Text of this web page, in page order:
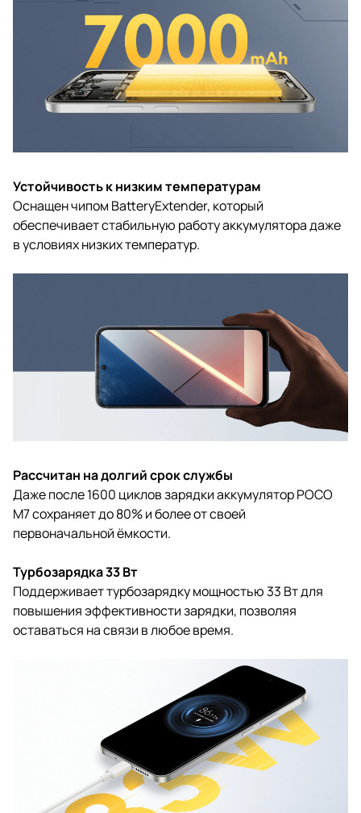
Устойчивость к низким температурам
Оснащен чипом BatteryExtender, который
обеспечивает стабильную работу аккумулятора даже
в условиях низких температур.
Рассчитан на долгий срок службы
Даже после 1600 циклов зарядки аккумулятор POCO
M7 сохраняет до 80% и более от своей
первоначальной ёмкости.
Турбозарядка 33 Вт
Поддерживает турбозарядку мощностью 33 Вт для
повышения эффективности зарядки, позволяя
оставаться на связи в любое время.